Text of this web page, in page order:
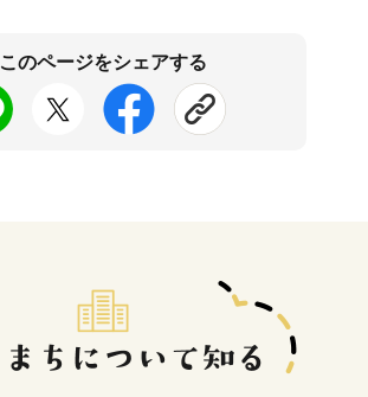
このページをシェアする